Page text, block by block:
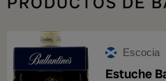
Escocia
Estuche